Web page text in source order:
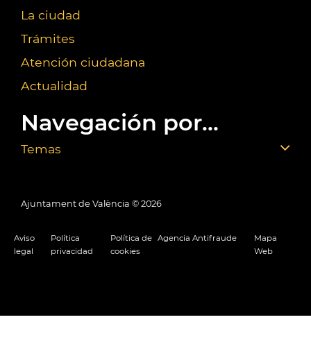
La ciudad
Trámites
Atención ciudadana
Actualidad
Navegación por...
Temas
Ajuntament de València © 2026
Aviso
legal
Política
privacidad
Política de
cookies
Agencia Antifraude
Mapa
Web